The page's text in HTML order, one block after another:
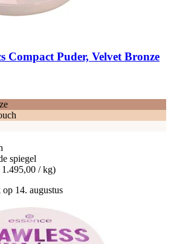
Compact Puder, Velvet Bronze
spiegel
1.495,00 / kg)
14. augustus